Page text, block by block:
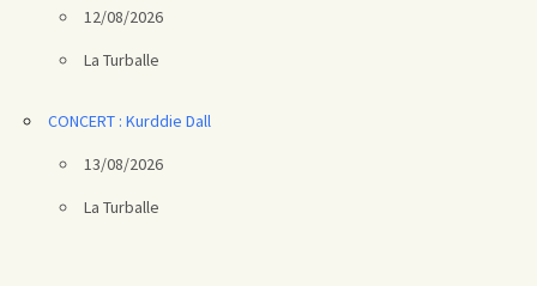
12/08/2026
La Turballe
CONCERT : Kurddie Dall
13/08/2026
La Turballe